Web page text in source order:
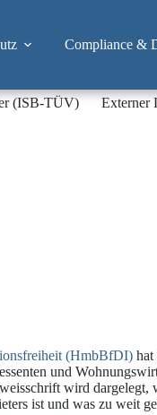
Compliance &
(ISB-TÜV) Externer
(HmbBfDI) hat
und
wird dargelegt,
ist und was zu weit